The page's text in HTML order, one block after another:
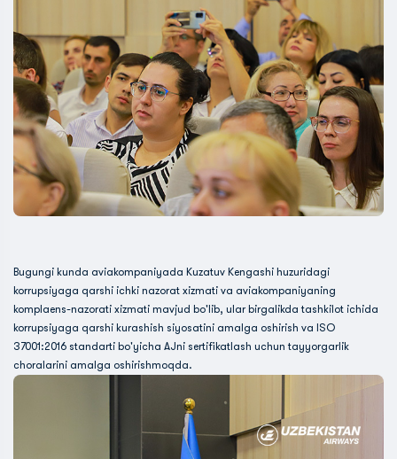
Bugungi kunda aviakompaniyada Kuzatuv Kengashi huzuridagi
korrupsiyaga qarshi ichki nazorat xizmati va aviakompaniyaning
komplaens-nazorati xizmati mavjud bo'lib, ular birgalikda tashkilot ichida
korrupsiyaga qarshi kurashish siyosatini amalga oshirish va ISO
37001:2016 standarti bo'yicha AJni sertifikatlash uchun tayyorgarlik
choralarini amalga oshirishmoqda.